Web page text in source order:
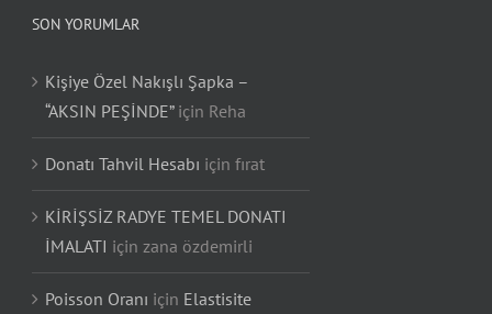
Kişiye Özel Nakışlı Şapka –
“AKSIN PEŞİNDE”içinReha
Donatı Tahvil Hesabıiçinfırat
KİRİŞSİZ RADYE TEMEL DONATI
İMALATIiçinzana özdemirli